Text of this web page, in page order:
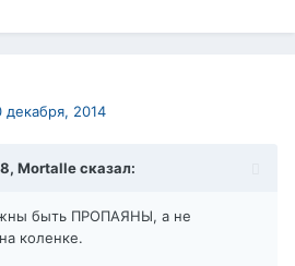
декабря, 2014
Mortalle сказал:
быть ПРОПАЯНЫ, а не
коленке.